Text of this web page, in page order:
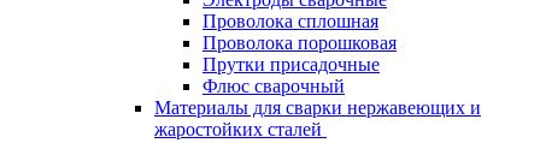
Проволока сплошная
Проволока порошковая
Прутки присадочные
Флюс сварочный
Материалы для сварки нержавеющих и
жаростойких сталей